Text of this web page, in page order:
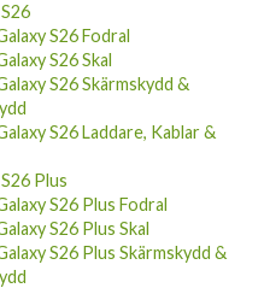
S26 Fodral
S26 Skal
S26 Skärmskydd &
S26 Laddare, Kablar &
Plus
S26 Plus Fodral
S26 Plus Skal
S26 Plus Skärmskydd &